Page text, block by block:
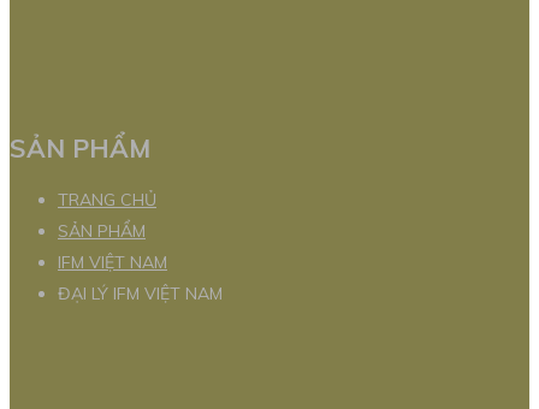
SẢN PHẨM
TRANG CHỦ
SẢN PHẨM
IFM VIỆT NAM
ĐẠI LÝ IFM VIỆT NAM